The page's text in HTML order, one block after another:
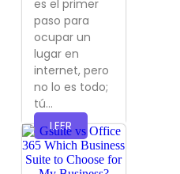
es el primer
paso para
ocupar un
lugar en
internet, pero
no lo es todo;
tú...
LEER